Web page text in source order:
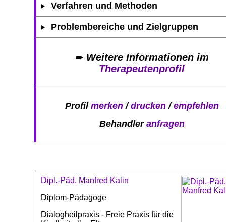
Verfahren und Methoden
Problembereiche und Zielgruppen
➨ Weitere Informationen im
Therapeutenprofil
Profil merken/drucken/empfehlen
Behandler anfragen
Dipl.-Päd. Manfred Kalin
Diplom-Pädagoge
Dialogheilpraxis - Freie Praxis für die